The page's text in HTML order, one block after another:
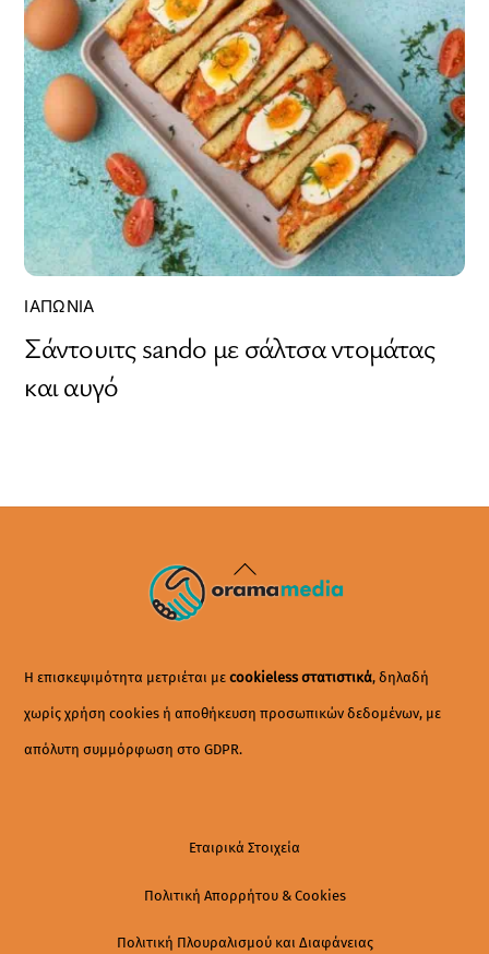
ΙΑΠΩΝΊΑ
Σάντουιτς sando με σάλτσα ντομάτας
και αυγό
Back
To
Η επισκεψιμότητα μετριέται μεcookieless στατιστικά, δηλαδή
χωρίς χρήση cookies ή αποθήκευση προσωπικών δεδομένων, με
απόλυτη συμμόρφωση στο GDPR.
Εταιρικά Στοιχεία
Πολιτική Απορρήτου & Cookies
Πολιτική Πλουραλισμού και Διαφάνειας